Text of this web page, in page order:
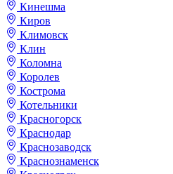
Кинешма
Киров
Климовск
Клин
Коломна
Королев
Кострома
Котельники
Красногорск
Краснодар
Краснозаводск
Краснознаменск